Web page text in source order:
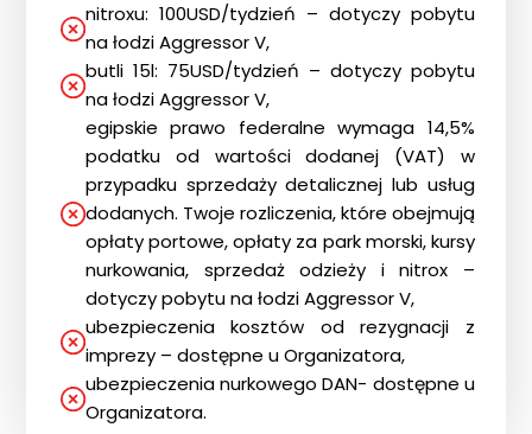
nitroxu: 100USD/tydzień – dotyczy pobytu
na łodzi Aggressor V,
butli 15l: 75USD/tydzień – dotyczy pobytu
na łodzi Aggressor V,
egipskie prawo federalne wymaga 14,5%
podatku od wartości dodanej (VAT) w
przypadku sprzedaży detalicznej lub usług
dodanych. Twoje rozliczenia, które obejmują
opłaty portowe, opłaty za park morski, kursy
nurkowania, sprzedaż odzieży i nitrox –
dotyczy pobytu na łodzi Aggressor V,
ubezpieczenia kosztów od rezygnacji z
imprezy – dostępne u Organizatora,
ubezpieczenia nurkowego DAN- dostępne u
Organizatora.